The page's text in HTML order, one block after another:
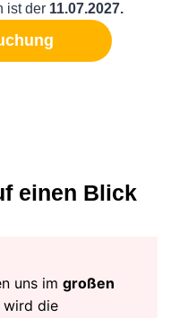
ist der 11.07.2027.
einen Blick
uns im großen
die